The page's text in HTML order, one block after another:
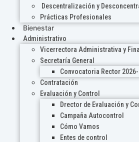
Descentralización y
Prácticas Profesionales
Bienestar
Administrativo
Vicerrectora Administrativa y
Secretaría General
Convocatoria Rector
Contratación
Evaluación y Control
Drector de Evaluación y
Campaña Autocontrol
Cómo Vamos
Entes de control